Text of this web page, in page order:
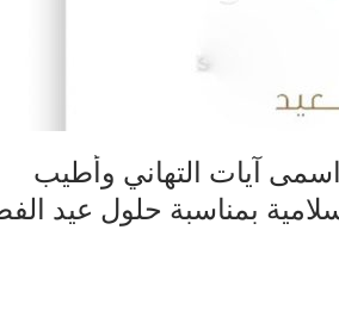
آيات التهاني وأطيب
بمناسبة حلول عيد